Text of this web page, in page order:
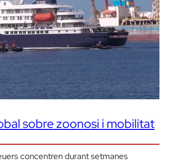
sobre zoonosi i mobilitat
concentren durant setmanes